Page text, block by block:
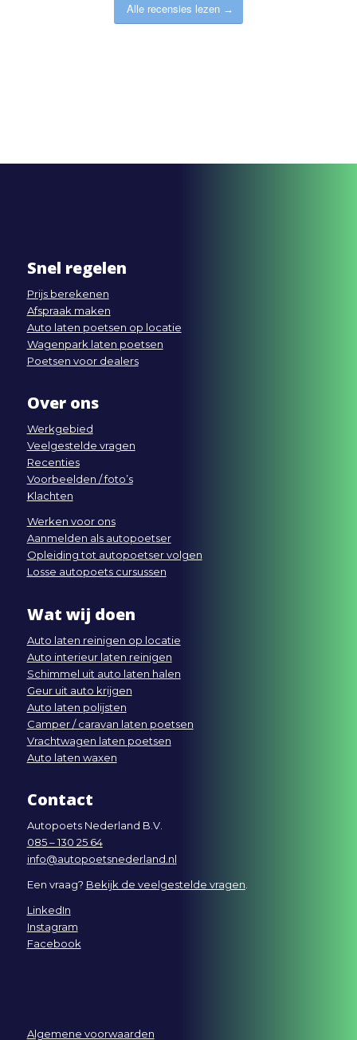
Alle recensies lezen
Snel regelen
Prijs berekenen
Afspraak maken
Auto laten poetsen op locatie
Wagenpark laten poetsen
Poetsen voor dealers
Over ons
Werkgebied
Veelgestelde vragen
Recenties
Voorbeelden / foto’s
Klachten
Werken voor ons
Aanmelden als autopoetser
Opleiding tot autopoetser volgen
Losse autopoets cursussen
Wat wij doen
Auto laten reinigen op locatie
Auto interieur laten reinigen
Schimmel uit auto laten halen
Geur uit auto krijgen
Auto laten polijsten
Camper / caravan laten poetsen
Vrachtwagen laten poetsen
Auto laten waxen
Contact
Autopoets Nederland B.V.
085 – 130 25 64
info@autopoetsnederland.nl
Een vraag? Bekijk de veelgestelde vragen
LinkedIn
Instagram
Facebook
Algemene voorwaarden